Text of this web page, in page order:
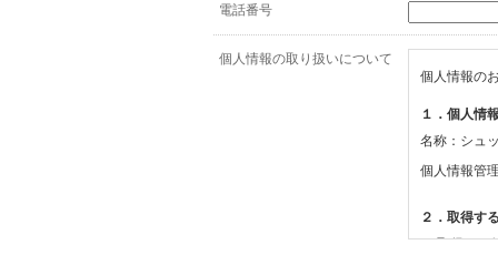
電話番号
個人情報の取り扱いについて
個人情報の
１．個人情
名称：シュ
個人情報管
２．取得す
(1)取得する